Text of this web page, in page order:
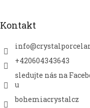
Kontakt
info@
+420604343643
sledujte nás na
u
bohemiacrystalcz